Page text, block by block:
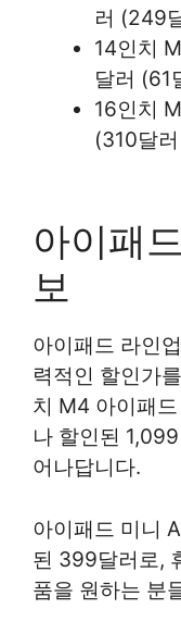
러 (249
14인치
달러 (61
16인치
(310달
아이패
보
아이패드 라인
력적인 할인가
치 M4 아이패
나 할인된
어나답니다.
아이패드 미니
된 399달러로,
품을 원하는 분